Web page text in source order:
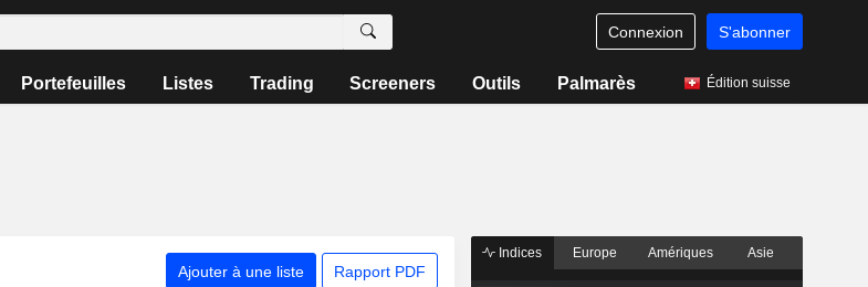
Connexion S'abonner
Portefeuilles Listes Trading Screeners Outils Palmarès Édition suisse
Ajouter à une liste Rapport PDF
Indices Europe Amériques Asie